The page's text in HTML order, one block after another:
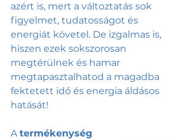
azért is, mert a változtatás sok
figyelmet, tudatosságot és
energiát követel. De izgalmas is,
hiszen ezek sokszorosan
megtérülnek és hamar
megtapasztalhatod a magadba
fektetett idő és energia áldásos
hatását!
A termékenység